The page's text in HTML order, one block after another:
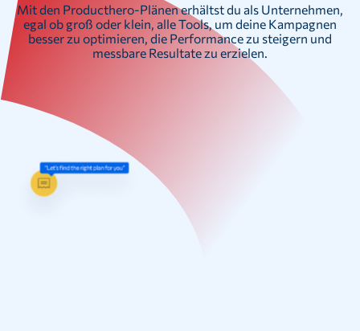
Mit den Producthero-Plänen erhältst du als Unternehmen,
egal ob groß oder klein, alle Tools, um deine Kampagnen
besser zu optimieren, die Performance zu steigern und
messbare Resultate zu erzielen.